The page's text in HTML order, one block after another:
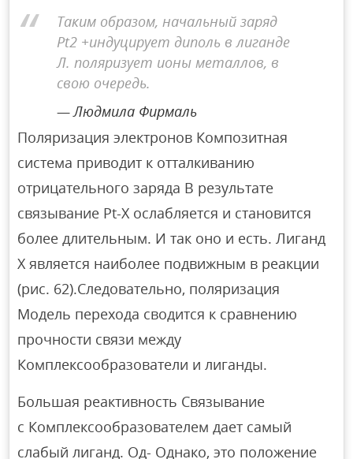
Таким образом, начальный заряд
Pt2 +индуцирует диполь в лиганде
Л. поляризует ионы металлов, в
свою очередь.
Людмила Фирмаль
Поляризация электронов Композитная
система приводит к отталкиванию
отрицательного заряда В результате
связывание Pt-X ослабляется и становится
более длительным. И так оно и есть. Лиганд
X является наиболее подвижным в реакции
(рис. 62).Следовательно, поляризация
Модель перехода сводится к сравнению
прочности связи между
Комплексообразователи и лиганды.
Большая реактивность Связывание
с Комплексообразователем дает самый
слабый лиганд. Од- Однако, это положение